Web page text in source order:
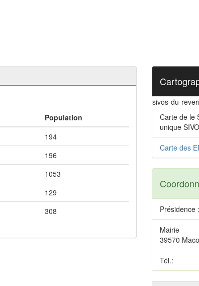
Population
194
196
1053
129
308
sivos-du-
Carte de le
unique
Carte des
Présidence
Mairie
39570
Tél.: